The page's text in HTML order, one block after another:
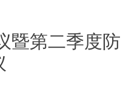
暨第二季度防